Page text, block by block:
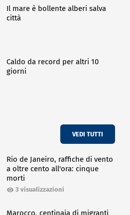
Il mare è bollente alberi salva
città
Caldo da record per altri 10
giorni
VEDI TUTTI
Rio de Janeiro, raffiche di vento
a oltre cento all'ora: cinque
morti
3 visualizzazioni
Marocco, centinaia di migranti